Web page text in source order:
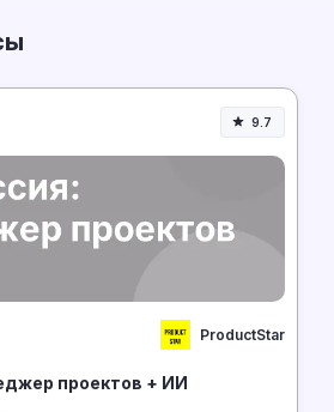
9.7
ProductStar
проектов + ИИ